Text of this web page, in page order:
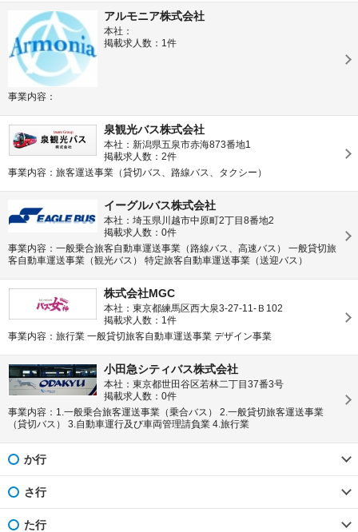
アルモニア株式会社
本社：
掲載求人数：1件
事業内容：
泉観光バス株式会社
本社：新潟県五泉市赤海873番地1
掲載求人数：2件
事業内容：旅客運送事業（貸切バス、路線バス、タクシー）
イーグルバス株式会社
本社：埼玉県川越市中原町2丁目8番地2
掲載求人数：0件
事業内容：一般乗合旅客自動車運送事業（路線バス、高速バス） 一般貸切旅
客自動車運送事業（観光バス） 特定旅客自動車運送事業（送迎バス）
株式会社MGC
本社：東京都練馬区西大泉3-27-11-Ｂ102
掲載求人数：1件
事業内容：旅行業 一般貸切旅客自動車運送事業 デザイン事業
小田急シティバス株式会社
本社：東京都世田谷区若林二丁目37番3号
掲載求人数：0件
事業内容：1.一般乗合旅客運送事業（乗合バス） 2.一般貸切旅客運送事業
（貸切バス） 3.自動車運行及び車両管理請負業 4.旅行業
か行
さ行
た行